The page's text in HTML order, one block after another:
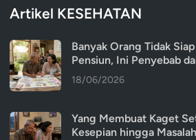
Artikel KESEHATAN
Banyak Orang Tidak
Pensiun, Ini Penyebab
18/06/2026
Yang Membuat Kaget
Kesepian hingga